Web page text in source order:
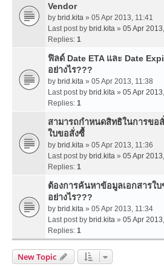
Vendor
by brid.kita » 05 Apr 2013, 11:41
Last post by brid.kita » 05 Apr
Replies: 1
ฟิลด์ Date ETA และ Date
อย่างไร???
by brid.kita » 05 Apr 2013, 11:38
Last post by brid.kita » 05 Apr
Replies: 1
สามารถกำหนดสิทธิในการขอ
ใบขอสั่งซื้
by brid.kita » 05 Apr 2013, 11:36
Last post by brid.kita » 05 Apr
Replies: 1
ต้องการค้นหาข้อมูลเอกสารใ
อย่างไร???
by brid.kita » 05 Apr 2013, 11:34
Last post by brid.kita » 05 Apr
Replies: 1
New Topic